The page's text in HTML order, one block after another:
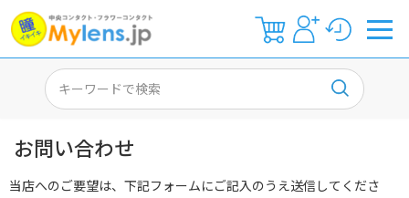
お問い合わせ
当店へのご要望は、下記フォームにご記入のうえ送信してくださ